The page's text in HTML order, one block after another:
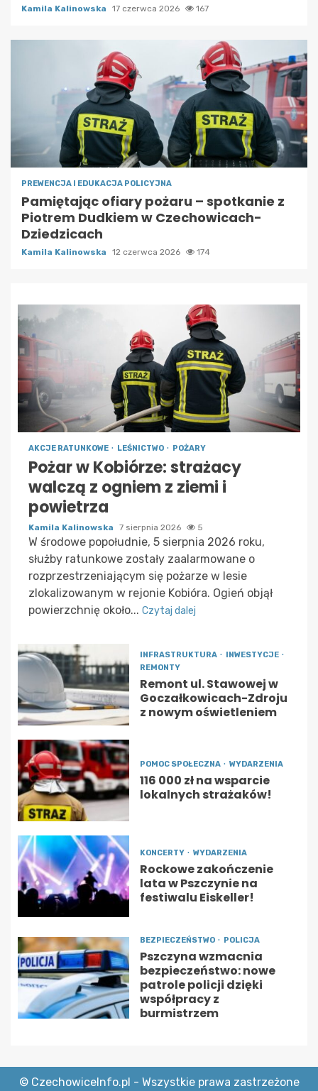
Kamila Kalinowska 17 czerwca 2026 167
PREWENCJA I EDUKACJA POLICYJNA
Pamiętając ofiary pożaru – spotkanie z
Piotrem Dudkiem w Czechowicach-
Dziedzicach
Kamila Kalinowska 12 czerwca 2026 174
AKCJE RATUNKOWE LEŚNICTWO POŻARY
Pożar w Kobiórze: strażacy
walczą z ogniem z ziemi i
powietrza
Kamila Kalinowska 7 sierpnia 2026 5
W środowe popołudnie, 5 sierpnia 2026 roku,
służby ratunkowe zostały zaalarmowane o
rozprzestrzeniającym się pożarze w lesie
zlokalizowanym w rejonie Kobióra. Ogień objął
powierzchnię około... Czytaj dalej
INFRASTRUKTURA
INWESTYCJE
REMONTY
Remont ul. Stawowej w
Goczałkowicach-Zdroju
z nowym oświetleniem
POMOC SPOŁECZNA WYDARZENIA
116 000 zł na wsparcie
lokalnych strażaków!
KONCERTY WYDARZENIA
Rockowe zakończenie
lata w Pszczynie na
festiwalu Eiskeller!
BEZPIECZEŃSTWO POLICJA
Pszczyna wzmacnia
bezpieczeństwo: nowe
patrole policji dzięki
współpracy z
burmistrzem
© CzechowiceInfo.pl - Wszystkie prawa zastrzeżone